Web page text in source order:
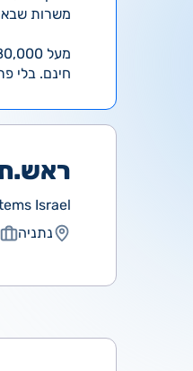
משרות
מעל 80,000 משרות • 4,000 חדשות ביום
חינם. בלי
Israel
נתניה